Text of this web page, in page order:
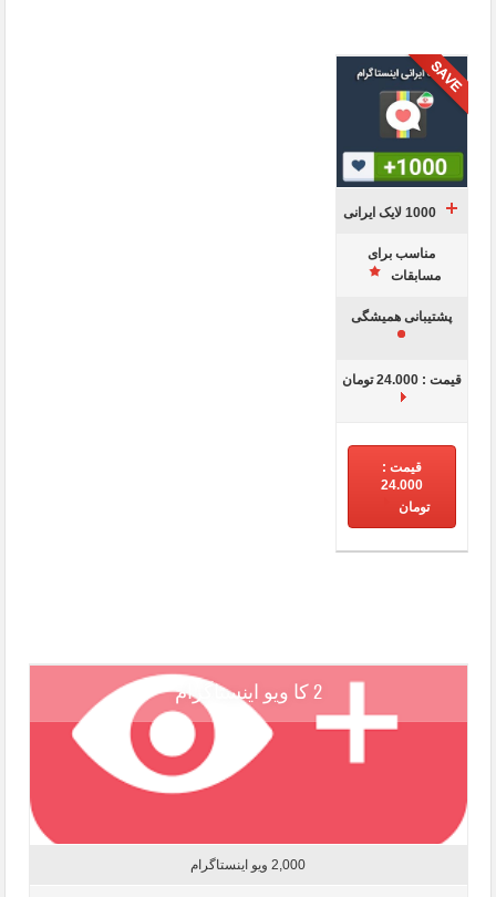
1000 لایک ایرانی
مناسب برای
مسابقات
پشتیبانی همیشگی
قیمت : 24.000 تومان
قیمت :
24.000
تومان
2 کا ویو اینستاگرام
2,000 ویو اینستاگرام